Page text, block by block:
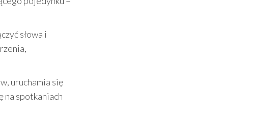
słowa i
uruchamia się
na spotkaniach